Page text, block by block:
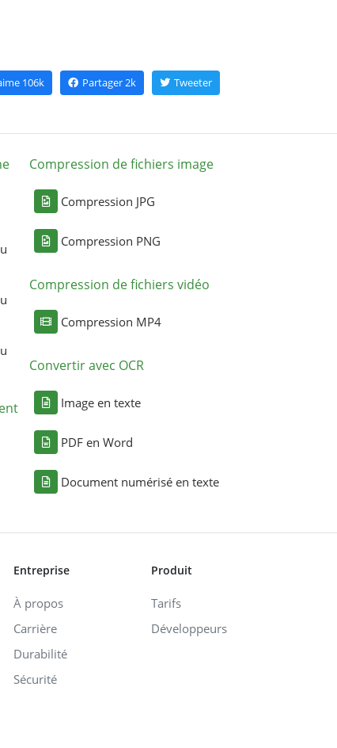
106k Partager 2k Tweeter
Compression de fichiers image
Compression JPG
Compression PNG
Compression de fichiers vidéo
Compression MP4
Convertir avec OCR
Image en texte
PDF en Word
Document numérisé en texte
Entreprise
À propos
Carrière
Durabilité
Sécurité
Produit
Tarifs
Développeurs